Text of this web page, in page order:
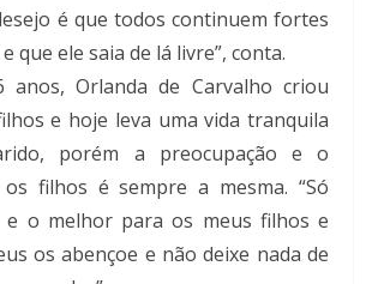
é que todos continuem fortes
que ele saia de lá livre”, conta.
anos, Orlanda de Carvalho criou
e hoje leva uma vida tranquila
porém a preocupação e o
filhos é sempre a mesma. “Só
e o melhor para os meus filhos e
os abençoe e não deixe nada de